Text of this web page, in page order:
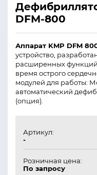
DFМ-800
Аппарат KMP DFM
устройство,
расширенных
время острого
модулей для работы:
автоматический
(опция).
Артикул:
-
Розничная цена:
По запросу